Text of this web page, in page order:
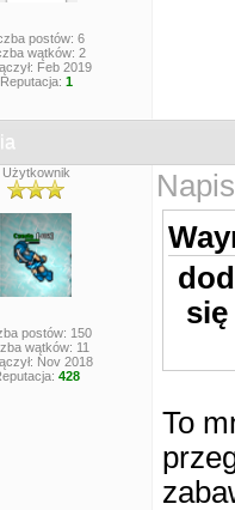
postów: 6
wątków: 2
Feb 2019
Reputacja: 1
Użytkownik
postów: 150
wątków: 11
Nov 2018
428
To